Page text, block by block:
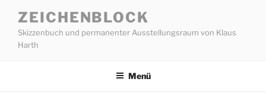
Inhalt
springen
ZEICHENBLOCK
Skizzenbuch und permanenter Ausstellungsraum von Klaus
Harth
Menü